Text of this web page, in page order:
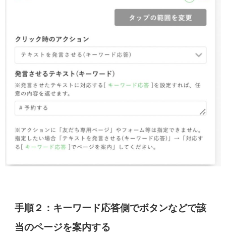
手順２：キーワード応答側でボタンなどで該
当のページを案内する